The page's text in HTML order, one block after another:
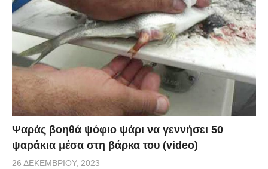
Ψαράς βοηθά ψόφιο ψάρι να γεννήσει 50
ψαράκια μέσα στη βάρκα του (video)
26 ΔΕΚΕΜΒΡΊΟΥ, 2023